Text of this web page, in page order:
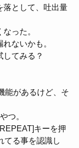
落として、吐出量
った。
ないかも。
てみる？
能があるけど、そ
つ。
キーを押
てる事を認識し